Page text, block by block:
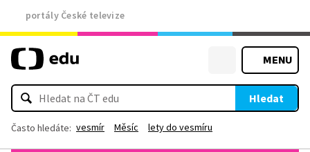
portály České televize
MENU
Hledat
Často hledáte: vesmír Měsíc lety do vesmíru